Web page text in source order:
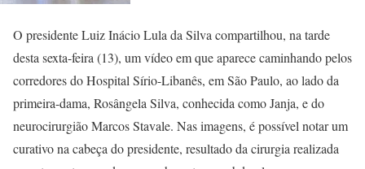
O presidente Luiz Inácio Lula da Silva compartilhou, na tarde
desta sexta-feira (13), um vídeo em que aparece caminhando pelos
corredores do Hospital Sírio-Libanês, em São Paulo, ao lado da
primeira-dama, Rosângela Silva, conhecida como Janja, e do
neurocirurgião Marcos Stavale. Nas imagens, é possível notar um
curativo na cabeça do presidente, resultado da cirurgia realizada